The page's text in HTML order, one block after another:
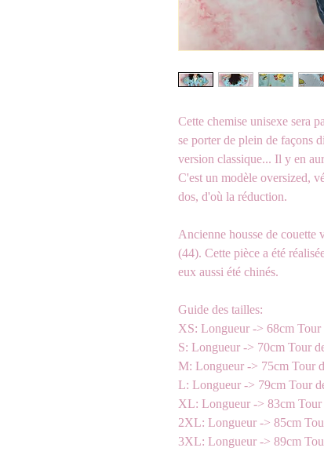
Cette chemise unisexe sera
se porter de plein de façons
version classique... Il y en
C'est un modèle oversized,
dos, d'où la réduction.
Ancienne housse de
(44). Cette pièce a été
eux aussi été chinés.
Guide des tailles:
XS: Longueur -> 68cm
S: Longueur -> 70cm Tour
M: Longueur -> 75cm Tour
L: Longueur -> 79cm Tour
XL: Longueur -> 83cm
2XL: Longueur -> 85cm
3XL: Longueur -> 89cm